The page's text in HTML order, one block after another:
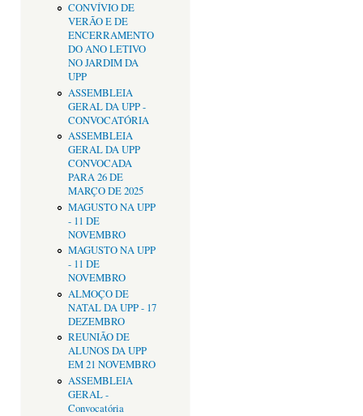
CONVÍVIO DE
VERÃO E DE
ENCERRAMENTO
DO ANO LETIVO
NO JARDIM DA
UPP
ASSEMBLEIA
GERAL DA UPP -
CONVOCATÓRIA
ASSEMBLEIA
GERAL DA UPP
CONVOCADA
PARA 26 DE
MARÇO DE 2025
MAGUSTO NA UPP
- 11 DE
NOVEMBRO
MAGUSTO NA UPP
- 11 DE
NOVEMBRO
ALMOÇO DE
NATAL DA UPP - 17
DEZEMBRO
REUNIÃO DE
ALUNOS DA UPP
EM 21 NOVEMBRO
ASSEMBLEIA
GERAL -
Convocatória